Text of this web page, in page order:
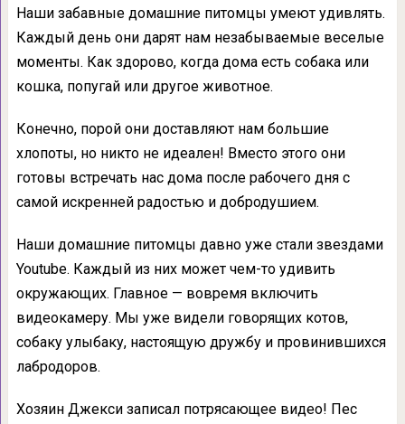
Наши забавные домашние питомцы умеют удивлять.
Каждый день они дарят нам незабываемые веселые
моменты. Как здорово, когда дома есть собака или
кошка, попугай или другое животное.
Конечно, порой они доставляют нам большие
хлопоты, но никто не идеален! Вместо этого они
готовы встречать нас дома после рабочего дня с
самой искренней радостью и добродушием.
Наши домашние питомцы давно уже стали звездами
Youtube. Каждый из них может чем-то удивить
окружающих. Главное — вовремя включить
видеокамеру. Мы уже видели говорящих котов,
собаку улыбаку, настоящую дружбу и провинившихся
лабродоров.
Хозяин Джекси записал потрясающее видео! Пес